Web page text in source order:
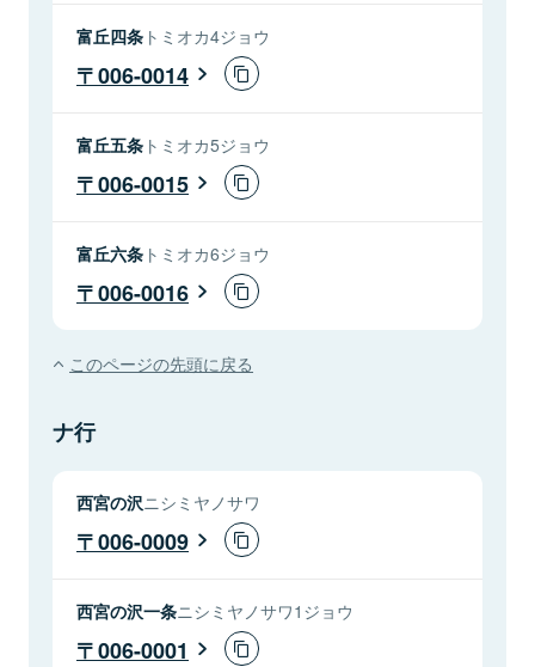
富丘四条 トミオカ4ジョウ
006-0014
富丘五条 トミオカ5ジョウ
006-0015
富丘六条 トミオカ6ジョウ
006-0016
このページの先頭に戻る
ナ行
西宮の沢ニシミヤノサワ
006-0009
西宮の沢一条ニシミヤノサワ1ジョウ
006-0001